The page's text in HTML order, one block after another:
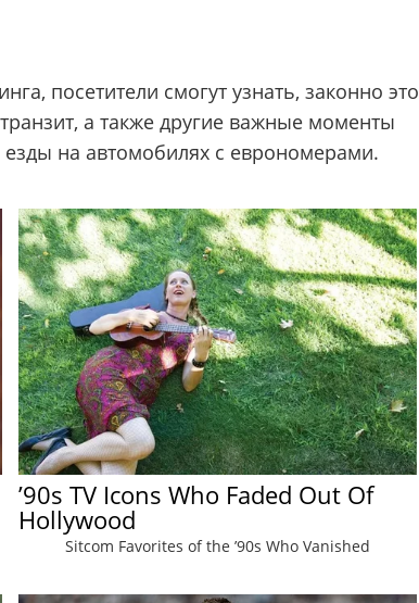
посетители смогут узнать, законно это
а также другие важные моменты
езды на автомобилях с еврономерами.
’90s TV Icons Who Faded Out Of
Hollywood
Sitcom Favorites of the ’90s Who Vanished